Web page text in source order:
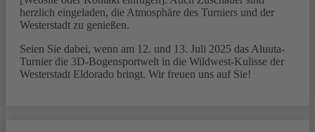
herzlich eingeladen, die Atmosphäre des Turniers und der
Westerstadt zu genießen.
Seien Sie dabei, wenn am 12. und 13. Juli 2025 das Aluuta-
Turnier die 3D-Bogensportwelt in die Wildwest-Kulisse der
Westerstadt Eldorado bringt. Wir freuen uns auf Sie!